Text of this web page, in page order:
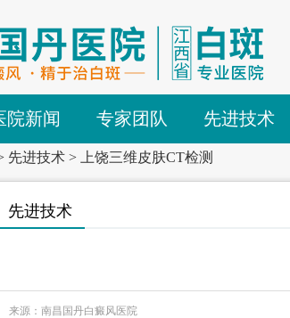
院新闻 专家团队 先进技术
先进技术 > 上饶三维皮肤CT检测
先进技术
来源：南昌国丹白癜风医院